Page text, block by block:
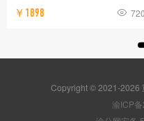
￥1898 720
Copyright © 2021-2026
渝ICP